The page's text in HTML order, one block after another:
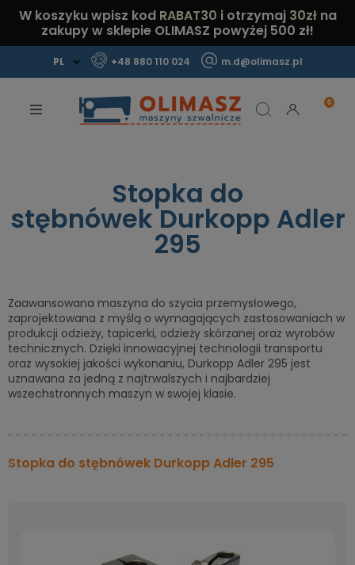
W koszyku wpisz kod RABAT30 i otrzymaj 30złna
zakupy w sklepie OLIMASZ powyżej 500 zł!
+48 880 110 024 m.d@olimasz.pl
Sprawdź!
Stopka do
stębnówek Durkopp Adler
295
Zaawansowana maszyna do szycia przemysłowego,
zaprojektowana z myślą o wymagających zastosowaniach w
produkcji odzieży, tapicerki, odzieży skórzanej oraz wyrobów
technicznych. Dzięki innowacyjnej technologii transportu
oraz wysokiej jakości wykonaniu, Durkopp Adler 295 jest
uznawana za jedną z najtrwalszych i najbardziej
wszechstronnych maszyn w swojej klasie.
Stopka do stębnówek Durkopp Adler 295